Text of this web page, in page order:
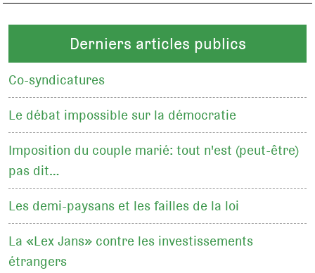
Derniers articles publics
Co-syndicatures
Le débat impossible sur la démocratie
Imposition du couple marié: tout n'est (peut-être)
pas dit…
Les demi-paysans et les failles de la loi
La «Lex Jans» contre les investissements
étrangers